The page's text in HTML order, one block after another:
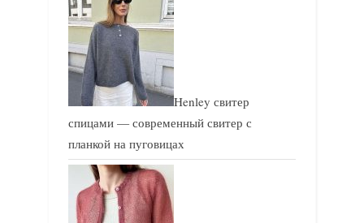
Henley свитер
спицами — современный свитер с
планкой на пуговицах